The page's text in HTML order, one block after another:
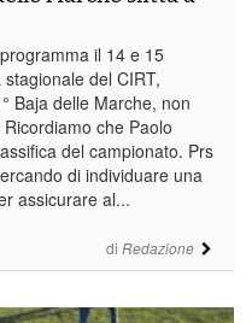
di Redazione
il 14 e 15
del CIRT,
Baja delle Marche, non
che Paolo
del campionato. Prs
di individuare una
assicurare al...